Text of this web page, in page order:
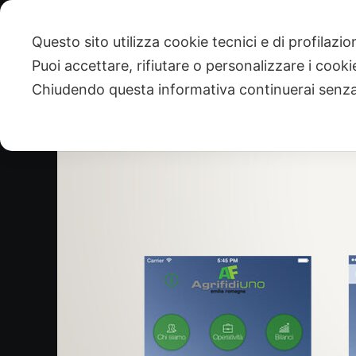
Salta
contenuto
Sviluppo
Sviluppo
Questo sito utilizza cookie tecnici e di
Puoi accettare, rifiutare o personalizzare i
Chiudendo questa informativa continuerai